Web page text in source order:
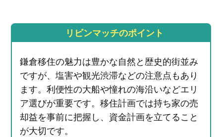
リビンマッチのポイント
鎌倉移住の魅力は豊かな自然と歴史的街並み
ですが、塩害や観光渋滞などの注意点もあり
ます。利便性の大船や憧れの海沿いなどエリ
ア選びが重要です。移住計画では持ち家の売
却益を事前に把握し、資金計画を立てること
が大切です。